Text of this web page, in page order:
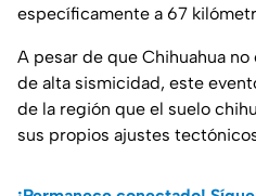
específicamente a 67
A pesar de que Chihuahua
de alta sismicidad, este
de la región que el suelo
sus propios ajustes